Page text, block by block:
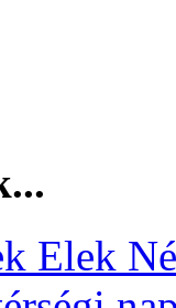
Elek